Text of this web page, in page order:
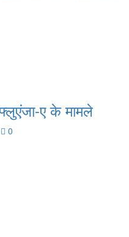
ए के मामले
0